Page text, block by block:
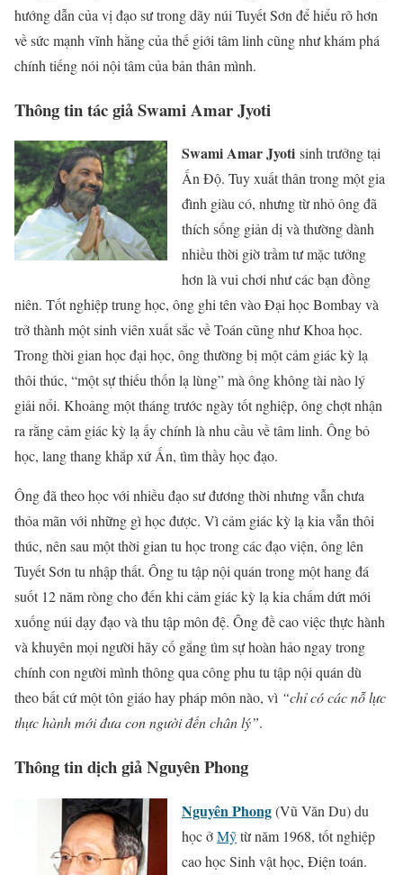
hướng dẫn của vị đạo sư trong dãy núi Tuyết Sơn để hiểu rõ hơn
về sức mạnh vĩnh hằng của thế giới tâm linh cũng như khám phá
chính tiếng nói nội tâm của bản thân mình.
Thông tin tác giả Swami Amar Jyoti
Swami Amar Jyoti sinh trưởng tại
Ấn Độ. Tuy xuất thân trong một gia
đình giàu có, nhưng từ nhỏ ông đã
thích sống giản dị và thường dành
nhiều thời giờ trầm tư mặc tưởng
hơn là vui chơi như các bạn đồng
niên. Tốt nghiệp trung học, ông ghi tên vào Đại học Bombay và
trở thành một sinh viên xuất sắc về Toán cũng như Khoa học.
Trong thời gian học đại học, ông thường bị một cảm giác kỳ lạ
thôi thúc, “một sự thiếu thốn lạ lùng” mà ông không tài nào lý
giải nổi. Khoảng một tháng trước ngày tốt nghiệp, ông chợt nhận
ra rằng cảm giác kỳ lạ ấy chính là nhu cầu về tâm linh. Ông bỏ
học, lang thang khắp xứ Ấn, tìm thầy học đạo.
Ông đã theo học với nhiều đạo sư đương thời nhưng vẫn chưa
thỏa mãn với những gì học được. Vì cảm giác kỳ lạ kia vẫn thôi
thúc, nên sau một thời gian tu học trong các đạo viện, ông lên
Tuyết Sơn tu nhập thất. Ông tu tập nội quán trong một hang đá
suốt 12 năm ròng cho đến khi cảm giác kỳ lạ kia chấm dứt mới
xuống núi dạy đạo và thu tập môn đệ. Ông đề cao việc thực hành
và khuyên mọi người hãy cố gắng tìm sự hoàn hảo ngay trong
chính con người mình thông qua công phu tu tập nội quán dù
theo bất cứ một tôn giáo hay pháp môn nào, vì “chỉ có các nỗ lực
thực hành mới đưa con người đến chân lý”.
Thông tin dịch giả Nguyên Phong
Nguyên Phong(Vũ Văn Du) du
học ởMỹtừ năm 1968, tốt nghiệp
cao học Sinh vật học, Điện toán.